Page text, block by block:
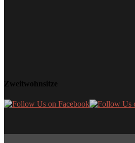
Zweitwohnsitze